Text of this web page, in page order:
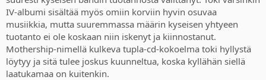
IV-albumi sisältää myös omiin korviin hyvin osuvaa
musiikkia, mutta suuremmassa määrin kyseisen yhtyeen
tuotanto ei ole koskaan niin iskenyt ja kiinnostanut.
Mothership-nimellä kulkeva tupla-cd-kokoelma toki hyllystä
löytyy ja sitä tulee joskus kuunneltua, koska kyllähän siellä
laatukamaa on kuitenkin.